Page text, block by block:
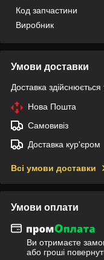
Код запчастини
Виробник
Умови доставки
Доставка здійснюється
Нова Пошта
Самовивіз
Доставка кур'єром
Всі умови доставки
Умови оплати
Ви отримаєте
або гроші